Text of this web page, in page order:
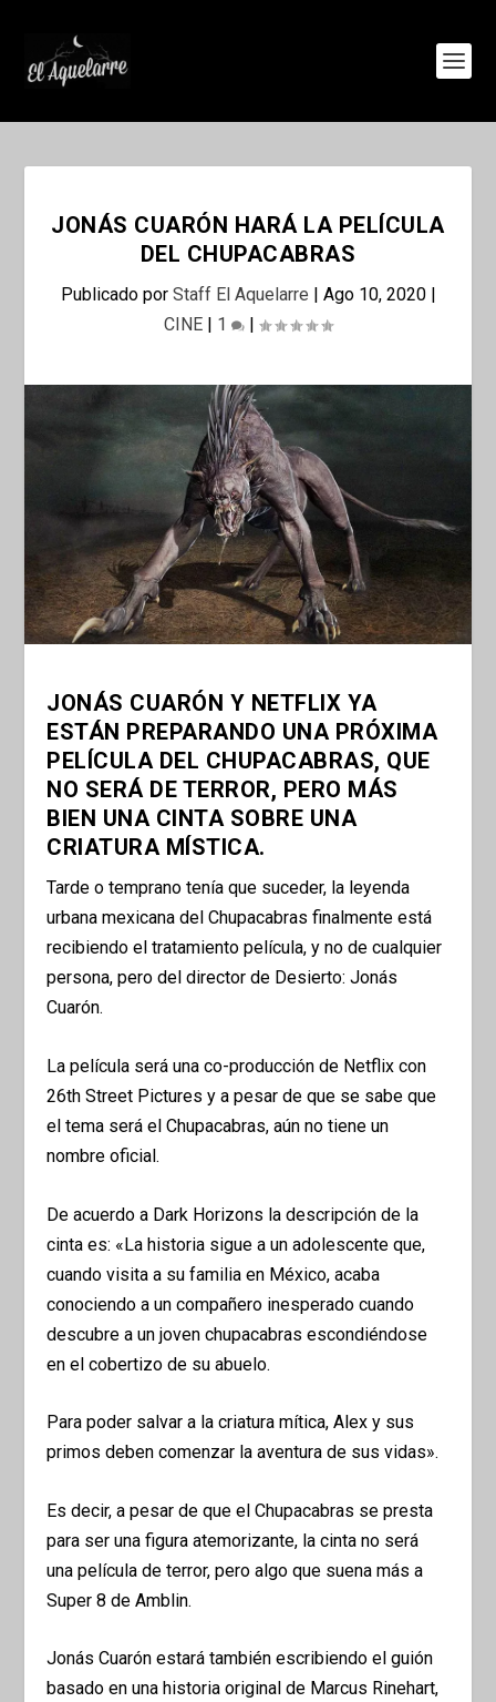
JONÁS CUARÓN HARÁ LA PELÍCULA
DEL CHUPACABRAS
Publicado por Staff El Aquelarre | Ago 10, 2020|
CINE | 1 |
JONÁS CUARÓN Y NETFLIX YA
ESTÁN PREPARANDO UNA PRÓXIMA
PELÍCULA DEL CHUPACABRAS, QUE
NO SERÁ DE TERROR, PERO MÁS
BIEN UNA CINTA SOBRE UNA
CRIATURA MÍSTICA.
Tarde o temprano tenía que suceder, la leyenda
urbana mexicana del Chupacabras finalmente está
recibiendo el tratamiento película, y no de cualquier
persona, pero del director de Desierto: Jonás
Cuarón.
La película será una co-producción de Netflix con
26th Street Pictures y a pesar de que se sabe que
el tema será el Chupacabras, aún no tiene un
nombre oficial.
De acuerdo a Dark Horizons la descripción de la
cinta es: «La historia sigue a un adolescente que,
cuando visita a su familia en México, acaba
conociendo a un compañero inesperado cuando
descubre a un joven chupacabras escondiéndose
en el cobertizo de su abuelo.
Para poder salvar a la criatura mítica, Alex y sus
primos deben comenzar la aventura de sus vidas».
Es decir, a pesar de que el Chupacabras se presta
para ser una figura atemorizante, la cinta no será
una película de terror, pero algo que suena más a
Super 8 de Amblin.
Jonás Cuarón estará también escribiendo el guión
basado en una historia original de Marcus Rinehart,